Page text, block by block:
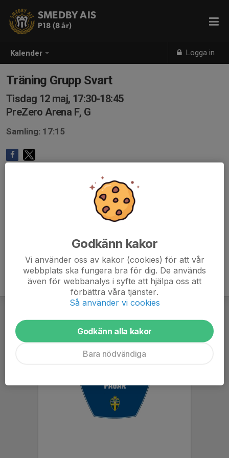
Kalender Logga in
SMEDBY AIS
P18 (8 år)
Träning Grupp Svart
Tisdag 12 maj, 17:30-18:45
PreZero Arena F, G
Samling: 17:15
Godkänn kakor
Vi använder oss av kakor (cookies) för att vår
webbplats ska fungera bra för dig. De används
även för webbanalys i syfte att hjälpa oss att
förbättra våra tjänster.
Så använder vi cookies
Godkänn alla kakor
Bara nödvändiga